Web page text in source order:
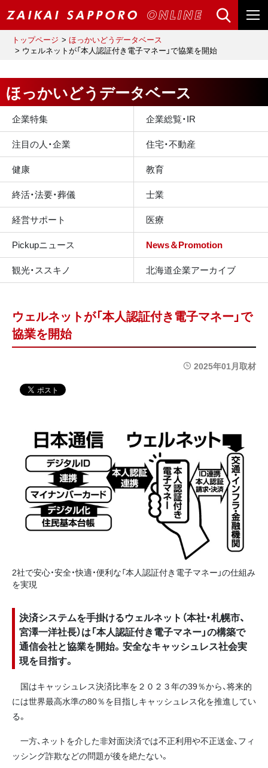
トップページ
ほっかいどうデータベース
ウェルネットが「本人認証付き電子マネー」で協業を開始
ほっかいどうデータベース
企業特集
企業総覧・IR
注目の人・企業
住宅・不動産
健康
教育
終活・法要・葬儀
士業
経営サポート
医療
Pickupニュース
News＆Promotion
観光・ススキノ
北海道企業アーカイブ
ウェルネットが「本人認証付き電子マネー」で
協業を開始
2025年01月取材
2社で安心・安全・快適・便利な「本人認証付き電子マネー」の仕組み
を実現
決済システムを手掛けるウェルネット（本社・札幌市、
宮澤一洋社長）は「本人認証付き電子マネー」の構築で
通信会社と協業を開始。安全なキャッシュレス社会実
現を目指す。
国はキャッシュレス決済比率を２０２３年の39％から、将来的
には世界最高水準の80％を目指しキャッシュレス化を推進してい
る。
一方、ネットを介した非対面決済では不正利用や不正送金、フィ
ッシング詐欺などの問題が後を絶たない。